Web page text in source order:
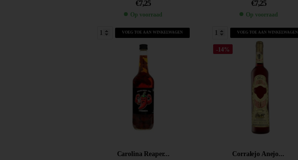
€7,25
Op voorraad
VOEG TOE AAN WINKELWAGEN
€7,25
Op voorraad
VOEG TOE AAN WINKELWAGEN
Carolina Reaper...
-14%
Corralejo Anejo...